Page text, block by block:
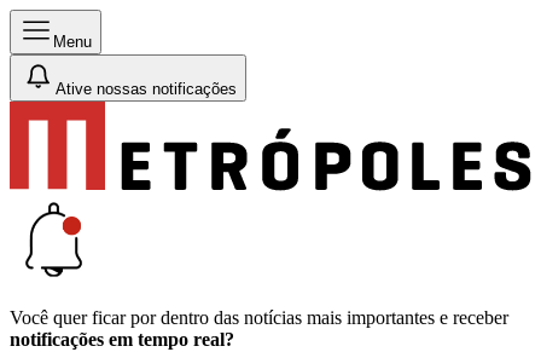
Menu
Ative nossas notificações
Você quer ficar por dentro das notícias mais importantes e receber
notificações em tempo real?